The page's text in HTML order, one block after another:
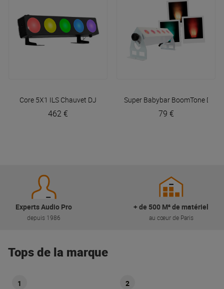
Core 5X1 ILS Chauvet DJ
462 €
Super Babybar BoomTone DJ
79 €
Experts Audio Pro
depuis 1986
+ de 500 M² de matériel
au cœur de Paris
Tops de la marque
1 2